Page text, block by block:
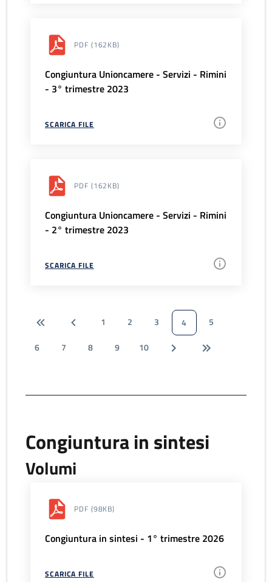
PDF (162KB)
Congiuntura Unioncamere - Servizi - Rimini
- 3° trimestre 2023
SCARICA FILE
PDF (162KB)
Congiuntura Unioncamere - Servizi - Rimini
- 2° trimestre 2023
SCARICA FILE
1 2 3 4
5
6
7 8 9 10
Congiuntura in sintesi
Volumi
PDF (98KB)
Congiuntura in sintesi - 1° trimestre 2026
SCARICA FILE